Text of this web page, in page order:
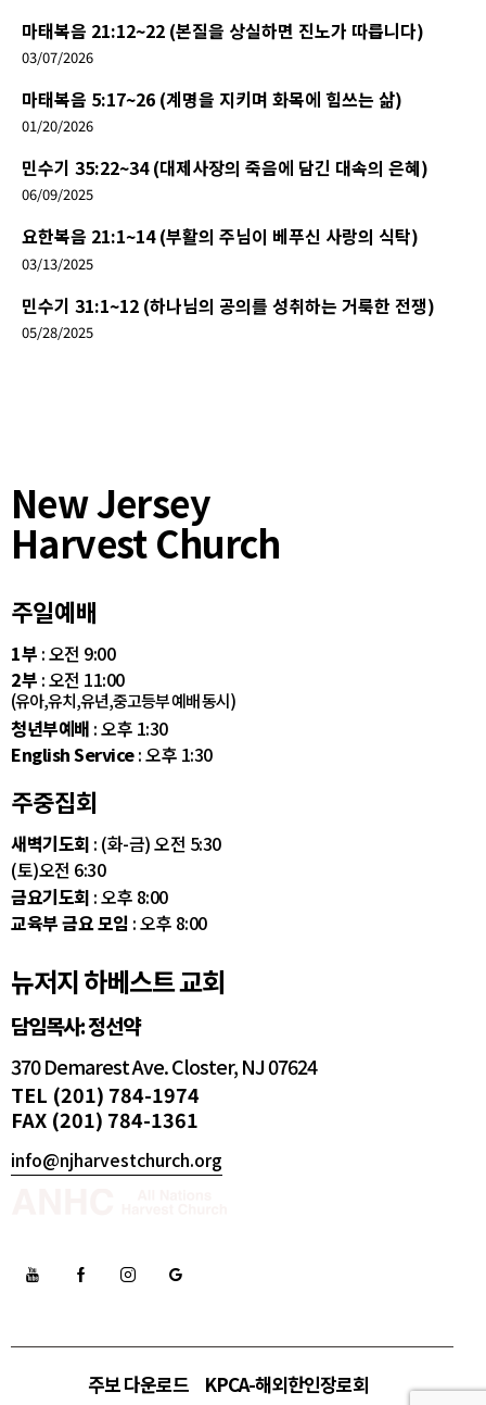
마태복음 21:12~22 (본질을 상실하면 진노가 따릅니다)
03/07/2026
마태복음 5:17~26 (계명을 지키며 화목에 힘쓰는 삶)
01/20/2026
민수기 35:22~34 (대제사장의 죽음에 담긴 대속의 은혜)
06/09/2025
요한복음 21:1~14 (부활의 주님이 베푸신 사랑의 식탁)
03/13/2025
민수기 31:1~12 (하나님의 공의를 성취하는 거룩한 전쟁)
05/28/2025
New Jersey
Harvest Church
주일예배
1부 : 오전 9:00
2부 : 오전 11:00
(유아,유치,유년,중고등부 예배 동시)
청년부예배 : 오후 1:30
English Service: 오후 1:30
주중집회
새벽기도회 : (화-금) 오전 5:30
(토)오전 6:30
금요기도회 : 오후 8:00
교육부 금요 모임 : 오후 8:00
뉴저지 하베스트 교회
담임목사: 정선약
370 Demarest Ave. Closter, NJ 07624
TEL (201) 784-1974
FAX (201) 784-1361
info@njharvestchurch.org
주보 다운로드 KPCA-해외한인장로회